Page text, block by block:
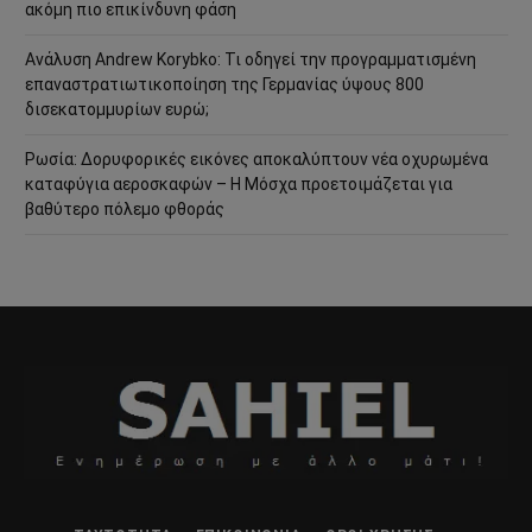
ακόμη πιο επικίνδυνη φάση
Ανάλυση Andrew Korybko: Τι οδηγεί την προγραμματισμένη
επαναστρατιωτικοποίηση της Γερμανίας ύψους 800
δισεκατομμυρίων ευρώ;
Ρωσία: Δορυφορικές εικόνες αποκαλύπτουν νέα οχυρωμένα
καταφύγια αεροσκαφών – Η Μόσχα προετοιμάζεται για
βαθύτερο πόλεμο φθοράς